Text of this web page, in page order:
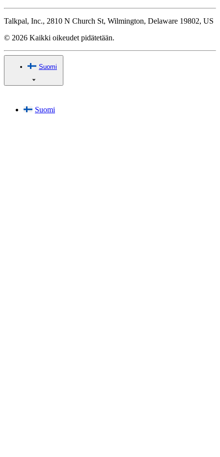
Talkpal, Inc., 2810 N Church St, Wilmington, Delaware 19802, US
© 2026 Kaikki oikeudet pidätetään.
Suomi
Suomi